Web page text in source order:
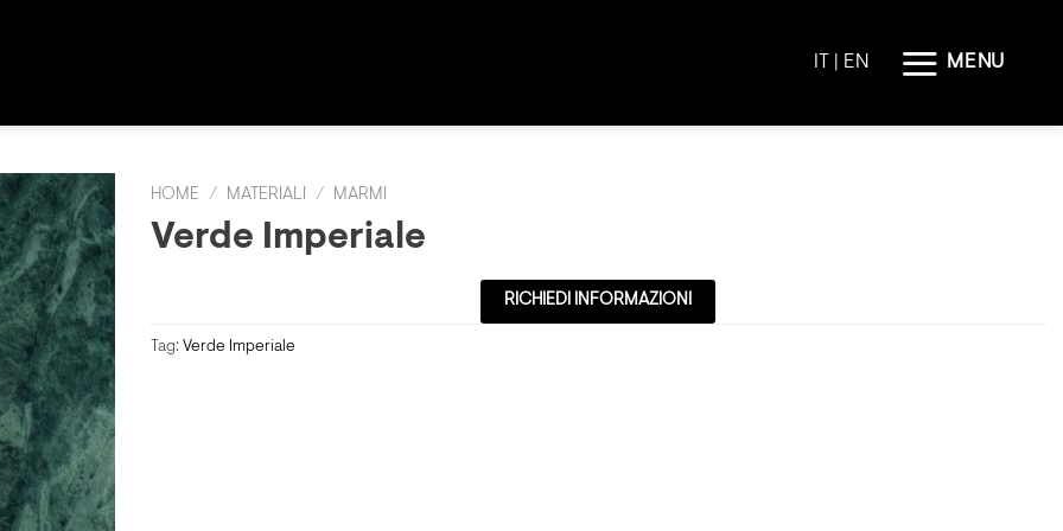
IT | EN MENU
HOME / MATERIALI / MARMI
Verde Imperiale
RICHIEDI INFORMAZIONI
Tag: Verde Imperiale